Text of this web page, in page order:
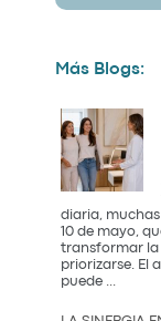
Más Blogs:
diaria, muchas
10 de mayo,
transformar la
priorizarse. El
puede ...
que